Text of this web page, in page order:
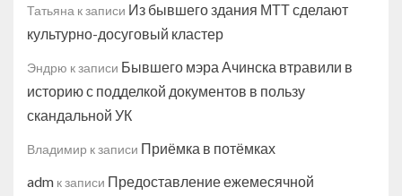
Татьяна к записи Из бывшего здания МТТ сделают
культурно-досуговый кластер
Эндрю к записи Бывшего мэра Ачинска втравили в
историю с подделкой документов в пользу
скандальной УК
Владимир к записи Приёмка в потёмках
adm к записи Предоставление ежемесячной